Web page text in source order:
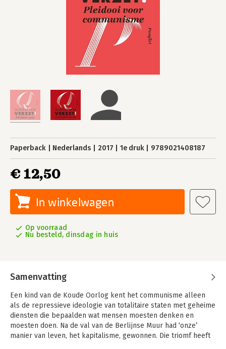
Paperback Nederlands 2017 1e druk 9789021408187
€ 12,50
In winkelwagen
Op voorraad
Nu besteld, dinsdag in huis
Samenvatting
Een kind van de Koude Oorlog kent het communisme alleen
als de repressieve ideologie van totalitaire staten met geheime
diensten die bepaalden wat mensen moesten denken en
moesten doen. Na de val van de Berlijnse Muur had ‘onze’
manier van leven, het kapitalisme, gewonnen. Die triomf heeft